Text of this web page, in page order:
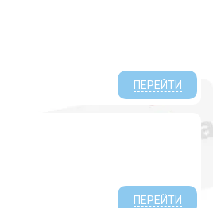
ПЕРЕЙТИ
ПЕРЕЙТИ